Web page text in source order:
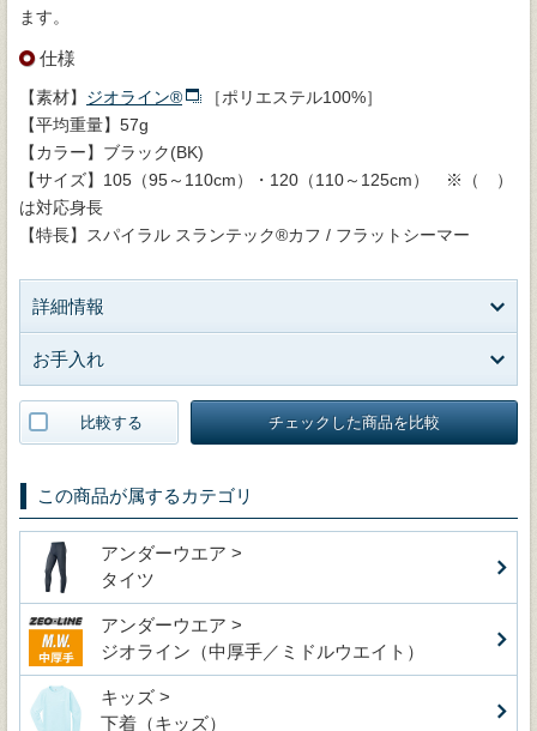
ます。
仕様
【素材】 ジオライン®
［ポリエステル100%］
【平均重量】57g
【カラー】ブラック(BK)
【サイズ】105（95～110cm）・120（110～125cm） ※（ ）
は対応身長
【特長】スパイラル スランテック®カフ / フラットシーマー
詳細情報
お手入れ
比較する チェックした商品を比較
この商品が属するカテゴリ
アンダーウエア >
タイツ
アンダーウエア >
ジオライン（中厚手／ミドルウエイト）
キッズ >
下着（キッズ）